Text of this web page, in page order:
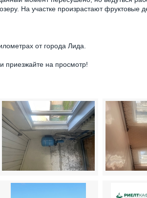
На участке произрастают фруктовые
от города Лида.
приезжайте на просмотр!